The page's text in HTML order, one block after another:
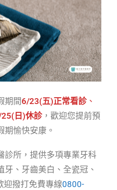
期間6/23(五)正常看診、
日)休診，歡迎您提前預
期愉快安康。
診所，提供多項專業牙科
、牙齒美白、全瓷冠、
迎撥打免費專線0800-